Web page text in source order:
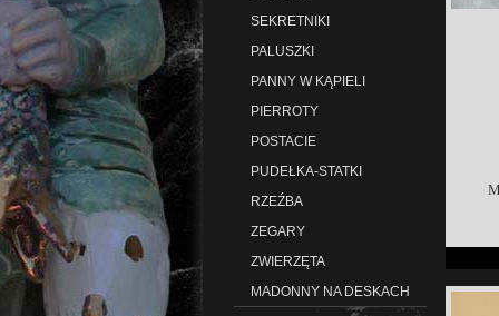
SEKRETNIKI
PALUSZKI
PANNY W KĄPIELI
PIERROTY
POSTACIE
PUDEŁKA-STATKI
RZEŹBA
ZEGARY
ZWIERZĘTA
MADONNY NA DESKACH